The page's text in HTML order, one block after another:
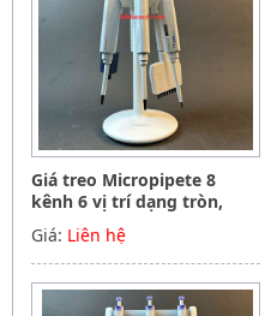
Giá treo Micropipete 8
kênh 6 vị trí dạng tròn,
Hãng Phoenix instrument
Germany
Giá: Liên hệ